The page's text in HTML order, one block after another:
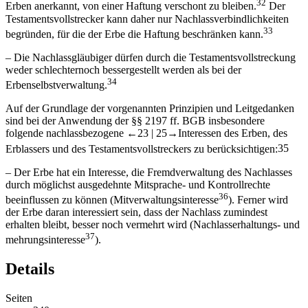
Erben anerkannt, von einer Haftung verschont zu bleiben.32 Der
Testamentsvollstrecker kann daher nur Nachlassverbindlichkeiten
begründen, für die der Erbe die Haftung beschränken kann.33
– Die Nachlassgläubiger dürfen durch die Testamentsvollstreckung
weder schlechternoch bessergestellt werden als bei der
Erbenselbstverwaltung.34
Auf der Grundlage der vorgenannten Prinzipien und Leitgedanken
sind bei der Anwendung der §§ 2197 ff. BGB insbesondere
folgende nachlassbezogene ←23 | 25→Interessen des Erben, des
Erblassers und des Testamentsvollstreckers zu berücksichtigen:35
– Der Erbe hat ein Interesse, die Fremdverwaltung des Nachlasses
durch möglichst ausgedehnte Mitsprache- und Kontrollrechte
beeinflussen zu können (Mitverwaltungsinteresse36). Ferner wird
der Erbe daran interessiert sein, dass der Nachlass zumindest
erhalten bleibt, besser noch vermehrt wird (Nachlasserhaltungs- und
mehrungsinteresse37).
Details
Seiten